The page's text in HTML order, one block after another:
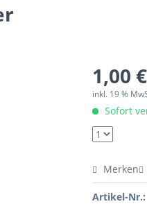
1,00
inkl. 19 %
Sofort
Merken
Artikel-Nr.: